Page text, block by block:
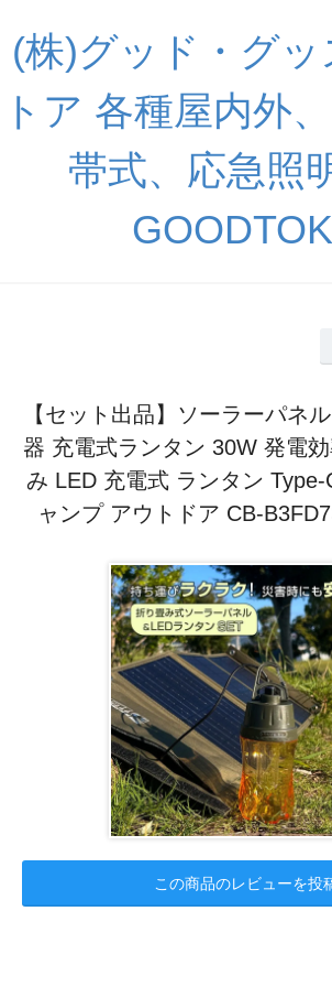
(株)グッド・グッ
トア 各種屋内外
帯式、応急照
【セット出品】ソーラーパネ
器 充電式ランタン 30W 発電
み LED 充電式 ランタン Type-
ャンプ アウトドア CB-
この商品のレビューを投